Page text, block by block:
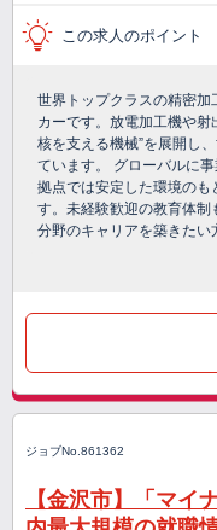
この求人のポイント
世界トップクラスの精密加
カーです。放電加工機や射
核を支える機械”を展開し
ています。 グローバルに
拠点では安定した環境の
す。未経験歓迎の教育体
分野のキャリアを築きたい
ジョブNo.861362
【金沢市】「マイ